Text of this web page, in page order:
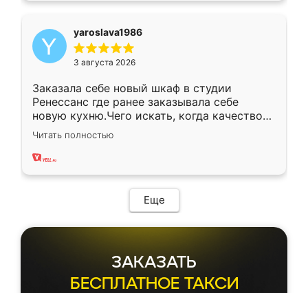
yaroslava1986
3 августа 2026
Заказала себе новый шкаф в студии
Ренессанс где ранее заказывала себе
новую кухню.Чего искать, когда качеством
вполне довольна. Служит кухня уже почти
два года, нареканий нет.
Читать полностью
Еще
ЗАКАЗАТЬ
БЕСПЛАТНОЕ ТАКСИ